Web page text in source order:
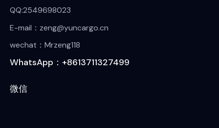
QQ:2549698023
E-mail：zeng@yuncargo.cn
wechat：Mrzeng118
WhatsApp：+8613711327499
微信